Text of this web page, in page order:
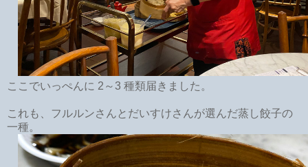
ここでいっぺんに 2～3 種類届きました。
これも、フルルンさんとだいすけさんが選んだ蒸し餃子の
一種。